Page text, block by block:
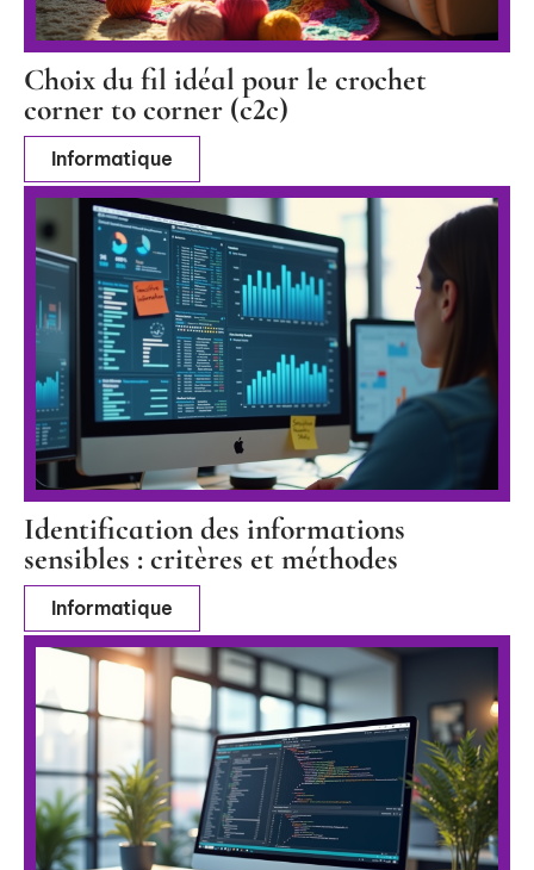
Choix du fil idéal pour le crochet
corner to corner (c2c)
Informatique
Identification des informations
sensibles : critères et méthodes
Informatique